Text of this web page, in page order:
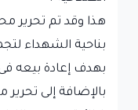
هذا وقد تم
بهدف إعادة بيعه
بالإضافة إلى